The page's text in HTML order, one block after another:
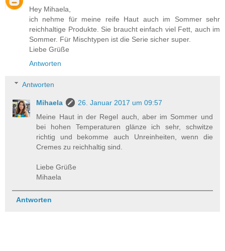
Hey Mihaela,
ich nehme für meine reife Haut auch im Sommer sehr
reichhaltige Produkte. Sie braucht einfach viel Fett, auch im
Sommer. Für Mischtypen ist die Serie sicher super.
Liebe Grüße
Antworten
Antworten
Mihaela
26. Januar 2017 um 09:57
Meine Haut in der Regel auch, aber im Sommer und
bei hohen Temperaturen glänze ich sehr, schwitze
richtig und bekomme auch Unreinheiten, wenn die
Cremes zu reichhaltig sind.
Liebe Grüße
Mihaela
Antworten